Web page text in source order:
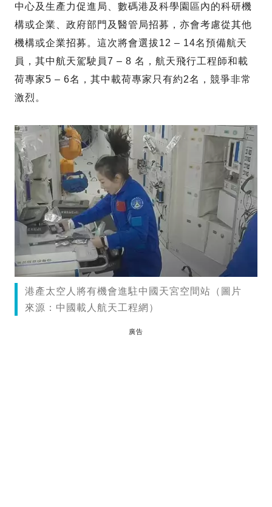
中心及生產力促進局、數碼港及科學園區內的科研機
構或企業、政府部門及醫管局招募，亦會考慮從其他
機構或企業招募。這次將會選拔12 – 14名預備航天
員，其中航天駕駛員7 – 8 名，航天飛行工程師和載
荷專家5 – 6名，其中載荷專家只有約2名，競爭非常
激烈。
港產太空人將有機會進駐中國天宮空間站（圖片
來源：中國載人航天工程網）
廣告